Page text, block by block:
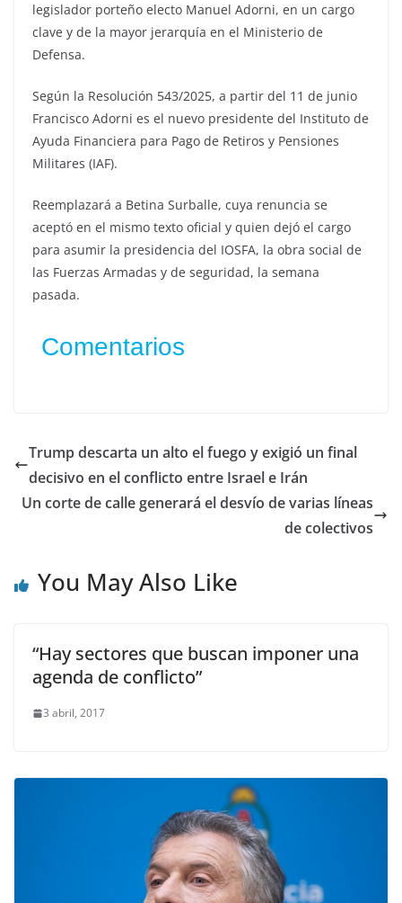
legislador porteño electo Manuel Adorni, en un cargo
clave y de la mayor jerarquía en el Ministerio de
Defensa.
Según la Resolución 543/2025, a partir del 11 de junio
Francisco Adorni es el nuevo presidente del Instituto de
Ayuda Financiera para Pago de Retiros y Pensiones
Militares (IAF).
Reemplazará a Betina Surballe, cuya renuncia se
aceptó en el mismo texto oficial y quien dejó el cargo
para asumir la presidencia del IOSFA, la obra social de
las Fuerzas Armadas y de seguridad, la semana
pasada.
Comentarios
Trump descarta un alto el fuego y exigió un final
decisivo en el conflicto entre Israel e Irán
Un corte de calle generará el desvío de varias líneas
de colectivos
You May Also Like
“Hay sectores que buscan imponer una
agenda de conflicto”
3 abril, 2017